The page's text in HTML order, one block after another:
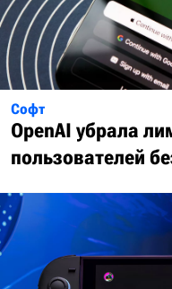
Софт
OpenAI убрала
пользователей